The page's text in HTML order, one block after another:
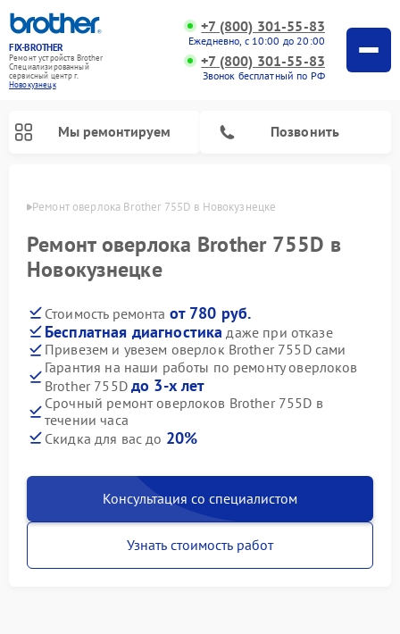
FIX-BROTHER
Ремонт устройств Brother
Специализированный
cервисный центр г.
Новокузнецк
+7 (800) 301-55-83
Ежедневно, с 10:00 до 20:00
+7 (800) 301-55-83
Звонок бесплатный по РФ
Мы ремонтируем Позвонить
Ремонт оверлока Brother 755D в Новокузнецке
Ремонт оверлока Brother 755D в
Новокузнецке
Стоимость ремонта от 780 руб.
Бесплатная диагностика даже при отказе
Привезем и увезем оверлок Brother 755D сами
Гарантия на наши работы по ремонту оверлоков
Brother 755D до 3-х лет
Срочный ремонт оверлоков Brother 755D в
течении часа
Скидка для вас до 20%
Консультация со специалистом
Узнать стоимость работ